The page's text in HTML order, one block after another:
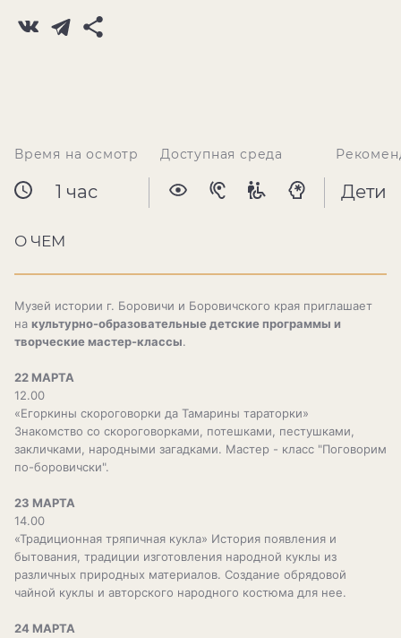
Время на осмотр
1 час
Доступная среда
Дети
О ЧЕМ
Музей истории г. Боровичи и Боровичского края приглашает
на культурно-образовательные детские программы и
творческие мастер-классы.
22 МАРТА
12.00
«Егоркины скороговорки да Тамарины тараторки»
Знакомство со скороговорками, потешками, пестушками,
закличками, народными загадками. Мастер - класс "Поговорим
по-боровичски".
23 МАРТА
14.00
«Традиционная тряпичная кукла» История появления и
бытования, традиции изготовления народной куклы из
различных природных материалов. Создание обрядовой
чайной куклы и авторского народного костюма для нее.
24 МАРТА